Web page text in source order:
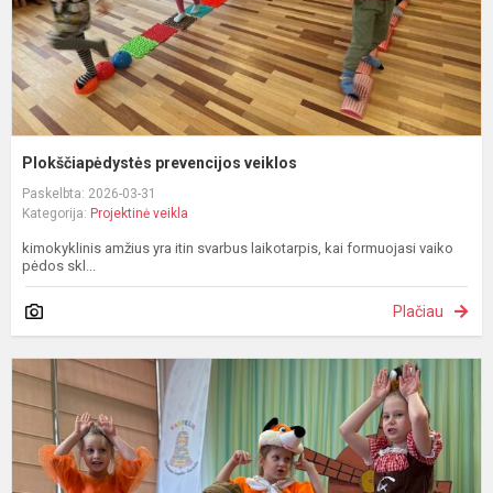
Plokščiapėdystės prevencijos veiklos
Paskelbta: 2026-03-31
Kategorija: Projektinė veikla
kimokyklinis amžius yra itin svarbus laikotarpis, kai formuojasi vaiko
pėdos skl...
Plačiau